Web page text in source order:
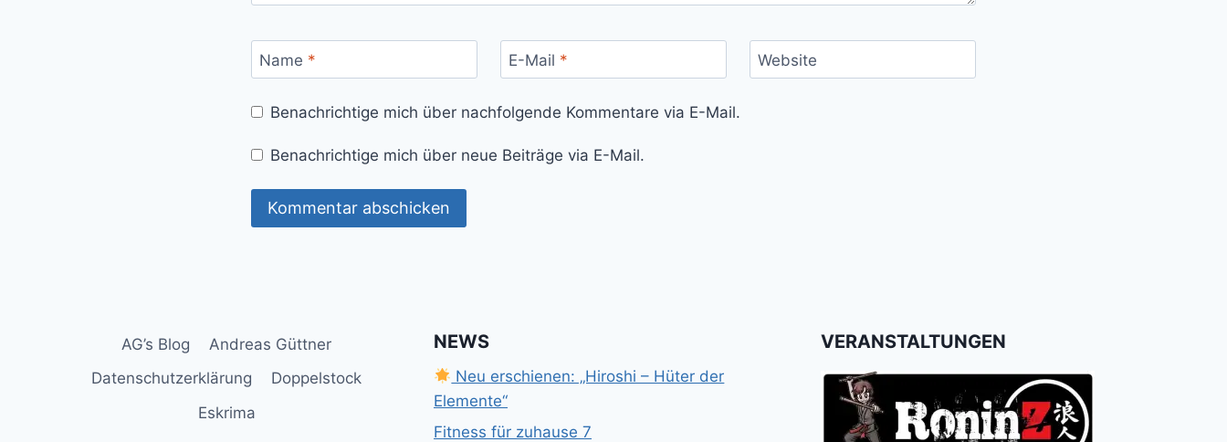
Name * E-Mail * Website
Benachrichtige mich über nachfolgende Kommentare via E-Mail.
Benachrichtige mich über neue Beiträge via E-Mail.
AG’s Blog
Andreas Güttner
Datenschutzerklärung
Doppelstock
Eskrima
NEWS
Neu erschienen: „Hiroshi – Hüter der
Elemente“
Fitness für zuhause 7
VERANSTALTUNGEN